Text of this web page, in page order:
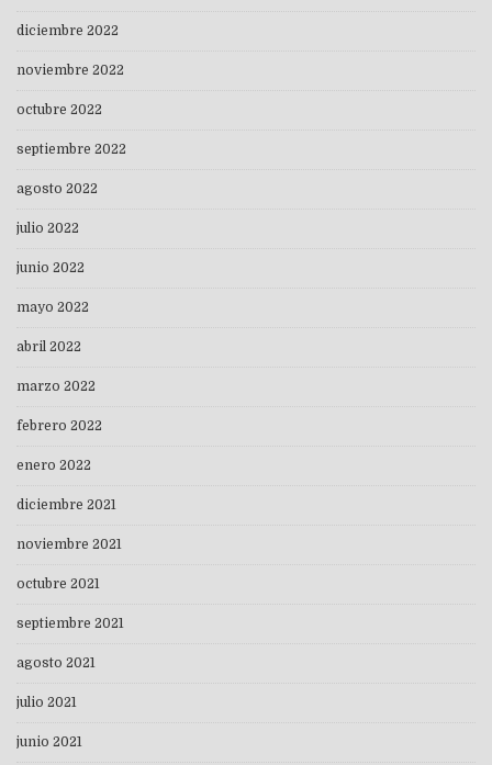
diciembre 2022
noviembre 2022
octubre 2022
septiembre 2022
agosto 2022
julio 2022
junio 2022
mayo 2022
abril 2022
marzo 2022
febrero 2022
enero 2022
diciembre 2021
noviembre 2021
octubre 2021
septiembre 2021
agosto 2021
julio 2021
junio 2021